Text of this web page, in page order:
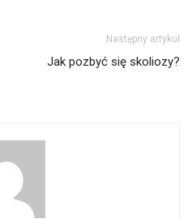
Następny artykuł
Jak pozbyć się skoliozy?